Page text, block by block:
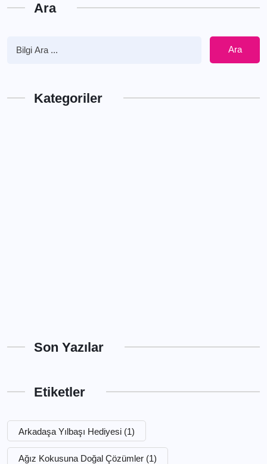
Ara
Ara
Kategoriler
Son Yazılar
Etiketler
Arkadaşa Yılbaşı Hediyesi (1)
Ağız Kokusuna Doğal Çözümler (1)